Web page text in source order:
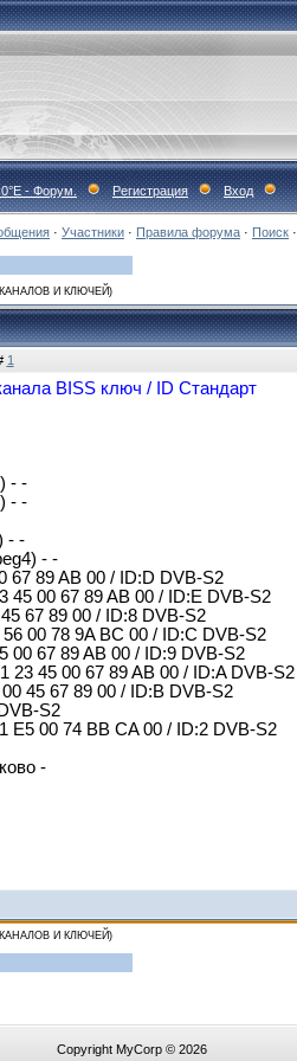
- Форум. Регистрация Вход
· Участники · Правила форума · Поиск ·
И КЛЮЧЕЙ)
1
BISS ключ / ID Стандарт
- -
- -
- -
- -
67 89 AB 00 / ID:D DVB-S2
45 00 67 89 AB 00 / ID:E DVB-S2
67 89 00 / ID:8 DVB-S2
00 78 9A BC 00 / ID:C DVB-S2
00 67 89 AB 00 / ID:9 DVB-S2
23 45 00 67 89 AB 00 / ID:A DVB-S2
45 67 89 00 / ID:B DVB-S2
S2
E5 00 74 BB CA 00 / ID:2 DVB-S2
-
И КЛЮЧЕЙ)
Copyright MyCorp © 2026